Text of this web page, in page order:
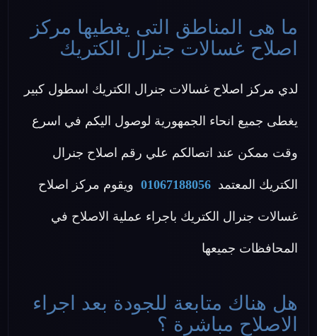
ما هى المناطق التى يغطيها مركز
اصلاح غسالات جنرال الكتريك
لدي مركز اصلاح غسالات جنرال الكتريك اسطول كبير
يغطى جميع انحاء الجمهورية لوصول اليكم في اسرع
وقت ممكن عند اتصالكم علي رقم اصلاح جنرال
الكتريك المعتمد 01067188056 ويقوم مركز اصلاح
غسالات جنرال الكتريك باجراء عملية الاصلاح في
المحافظات جميعها
هل هناك متابعة للجودة بعد اجراء
الاصلاح مباشرة ؟